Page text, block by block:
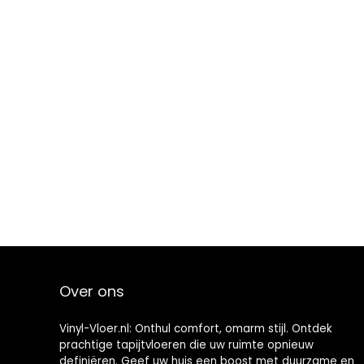
Over ons
Vinyl-Vloer.nl: Onthul comfort, omarm stijl. Ontdek
prachtige tapijtvloeren die uw ruimte opnieuw